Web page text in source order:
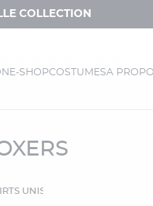
COLLECTION
E-SHOPCOSTUMESA
UNIS